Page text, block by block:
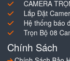
CAMERA
Lắp Đặt
Hệ thống báo
Trọn Bộ 08
Chính Sách